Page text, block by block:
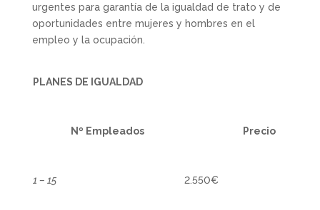
urgentes para garantía de la igualdad de trato y de
oportunidades entre mujeres y hombres en el
empleo y la ocupación.
PLANES DE IGUALDAD
Nº Empleados Precio
1 – 15 2.550€